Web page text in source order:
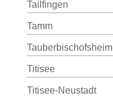
Tailfingen
Tamm
Tauberbischofsheim
Titisee
Titisee-Neustadt